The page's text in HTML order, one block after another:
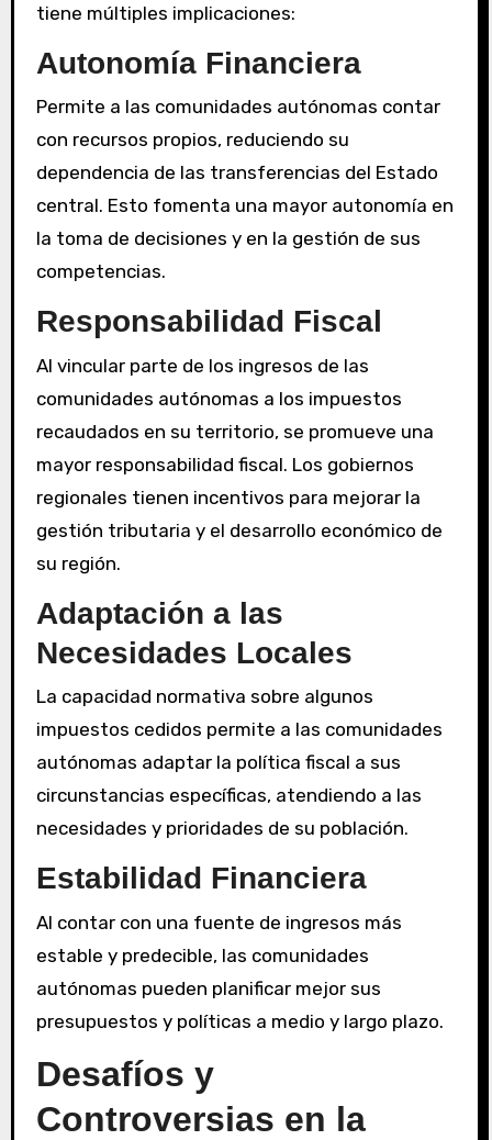
tiene múltiples implicaciones:
Autonomía Financiera
Permite a las comunidades autónomas contar
con recursos propios, reduciendo su
dependencia de las transferencias del Estado
central. Esto fomenta una mayor autonomía en
la toma de decisiones y en la gestión de sus
competencias.
Responsabilidad Fiscal
Al vincular parte de los ingresos de las
comunidades autónomas a los impuestos
recaudados en su territorio, se promueve una
mayor responsabilidad fiscal. Los gobiernos
regionales tienen incentivos para mejorar la
gestión tributaria y el desarrollo económico de
su región.
Adaptación a las
Necesidades Locales
La capacidad normativa sobre algunos
impuestos cedidos permite a las comunidades
autónomas adaptar la política fiscal a sus
circunstancias específicas, atendiendo a las
necesidades y prioridades de su población.
Estabilidad Financiera
Al contar con una fuente de ingresos más
estable y predecible, las comunidades
autónomas pueden planificar mejor sus
presupuestos y políticas a medio y largo plazo.
Desafíos y
Controversias en la